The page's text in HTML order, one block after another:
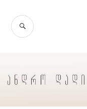
content
SEARCH